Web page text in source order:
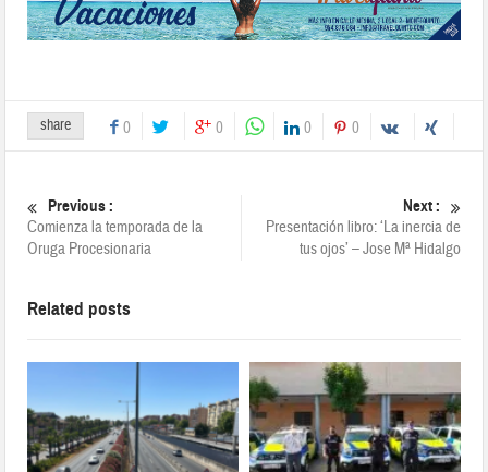
share 0 0 0 0
Previous :
Comienza la temporada de la
Oruga Procesionaria
Next :
Presentación libro: ‘La inercia de
tus ojos’ – Jose Mª Hidalgo
Related posts